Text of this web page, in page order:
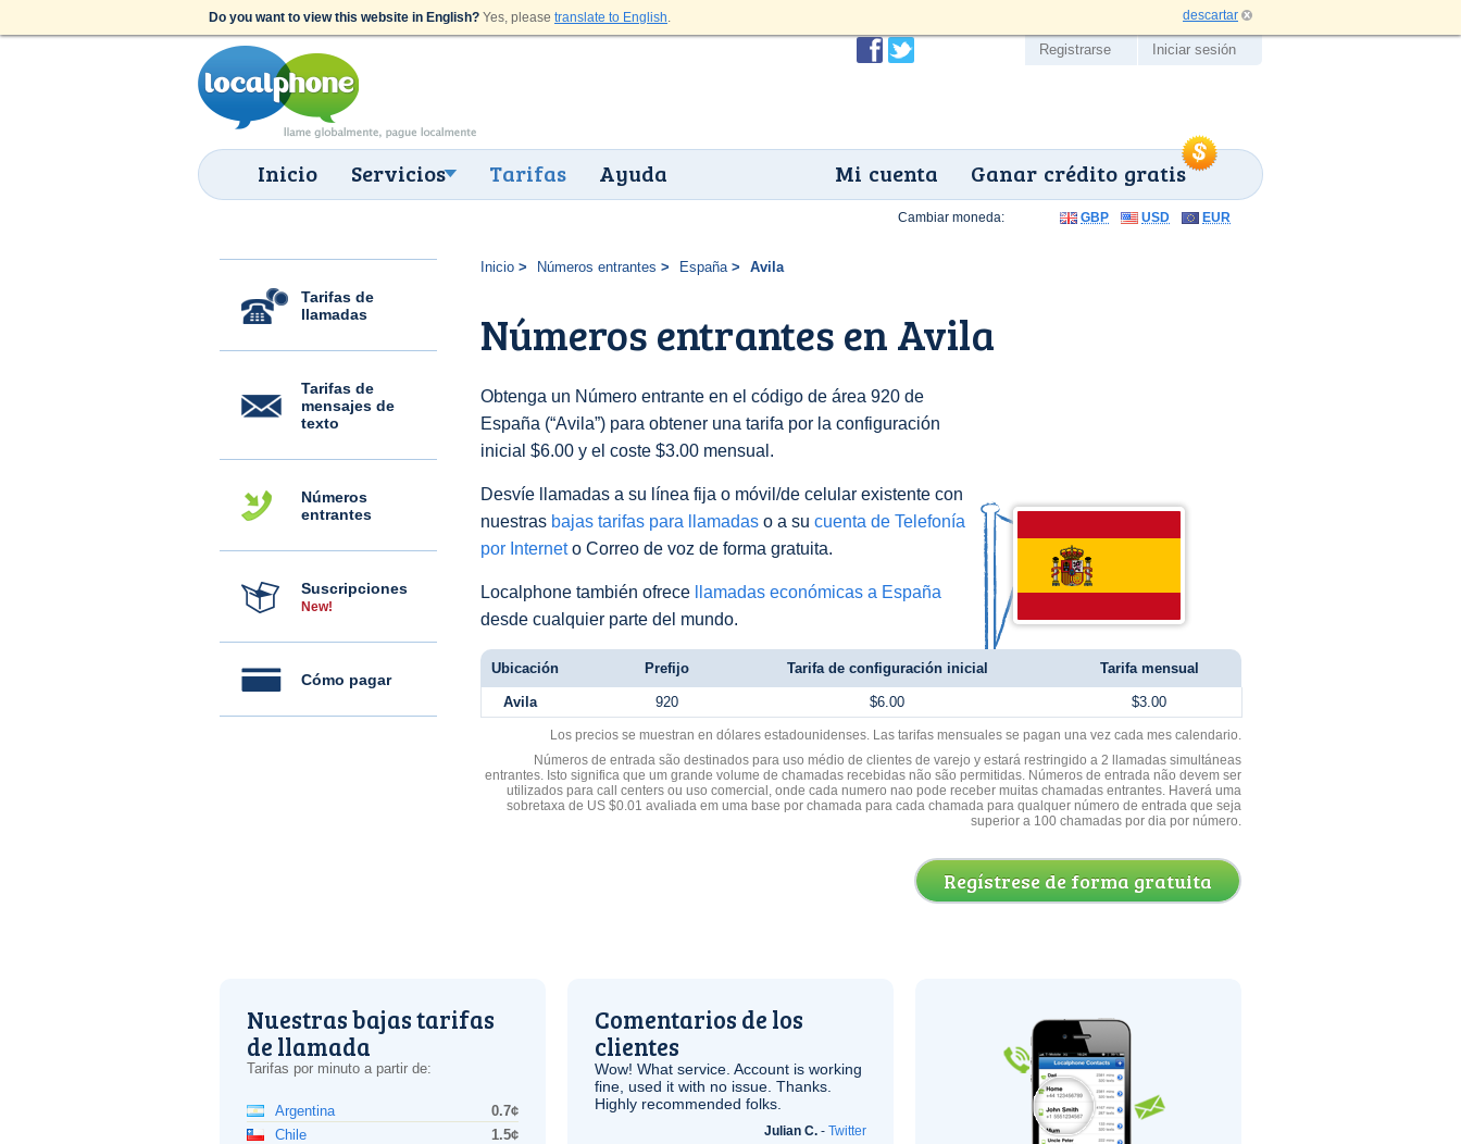
Do you want to view this website in English? Yes, please translate to English. descartar
Inicio Servicios Tarifas Ayuda Ganar crédito gratis
Mi cuenta
Registrarse Iniciar sesión
Tarifas de
llamadas
Tarifas de
mensajes de
texto
Números
entrantes
Suscripciones
New!
Cómo pagar
Inicio Números entrantes España Avila
Números entrantes en Avila
Obtenga un Número entrante en el código de área 920 de
España (“Avila”) para obtener una tarifa por la configuración
inicial $6.00 y el coste $3.00 mensual.
Desvíe llamadas a su línea fija o móvil/de celular existente con
nuestras bajas tarifas para llamadas o a su cuenta de Telefonía
por Interneto Correo de voz de forma gratuita.
Localphone también ofrece
llamadas económicas a España
desde cualquier parte del mundo.
Cambiar moneda: GBP USD EUR
Ubicación Prefijo Tarifa de configuración inicial Tarifa mensual
Avila 920 $6.00 $3.00
Los precios se muestran en dólares estadounidenses. Las tarifas mensuales se pagan una vez cada mes calendario.
Números de entrada são destinados para uso médio de clientes de varejo y estará restringido a 2 llamadas simultáneas
entrantes. Isto significa que um grande volume de chamadas recebidas não são permitidas. Números de entrada não devem ser
utilizados para call centers ou uso comercial, onde cada numero nao pode receber muitas chamadas entrantes. Haverá uma
sobretaxa de US $0.01 avaliada em uma base por chamada para cada chamada para qualquer número de entrada que seja
superior a 100 chamadas por dia por número.
Regístrese de forma gratuita
Nuestras bajas tarifas
de llamada
Tarifas por minuto a partir de:
Argentina
0.7¢
Chile
1.5¢
Comentarios de los
clientes
Wow! What service. Account is working
fine, used it with no issue. Thanks.
Highly recommended folks.
Julian C. - Twitter